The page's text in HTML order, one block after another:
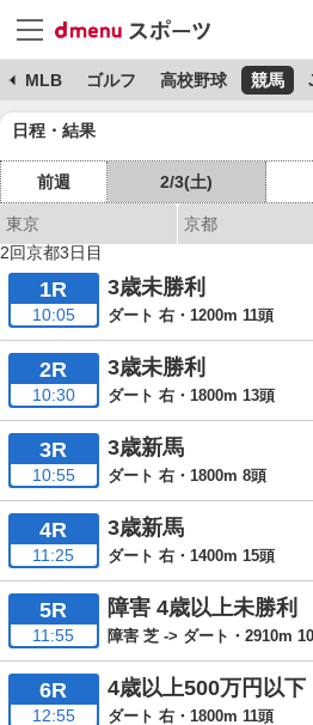
MLB ゴルフ 高校野球 競馬
日程・結果
前週 2/3(土)
東京 京都
2回京都3日目
1R
10:05
3歳未勝利
ダート 右・1200m 11頭
2R
10:30
3歳未勝利
ダート 右・1800m 13頭
3R
10:55
3歳新馬
ダート 右・1800m 8頭
4R
11:25
3歳新馬
ダート 右・1400m 15頭
5R
11:55
障害 4歳以上未勝利
障害 芝 -> ダート・2910m
6R
12:55
4歳以上500万円以下
ダート 右・1800m 11頭